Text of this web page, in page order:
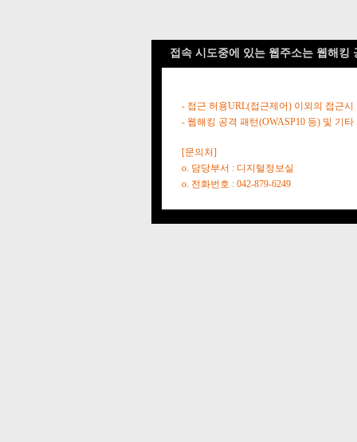
접속 시도중에 있는 웹주소는 웹해킹
- 접근 허용URL(접근제어) 이외의 접근시
- 웹해킹 공격 패턴(OWASP10 등) 및 기
[문의처]
o. 담당부서 : 디지털정보실
o. 전화번호 : 042-879-6249